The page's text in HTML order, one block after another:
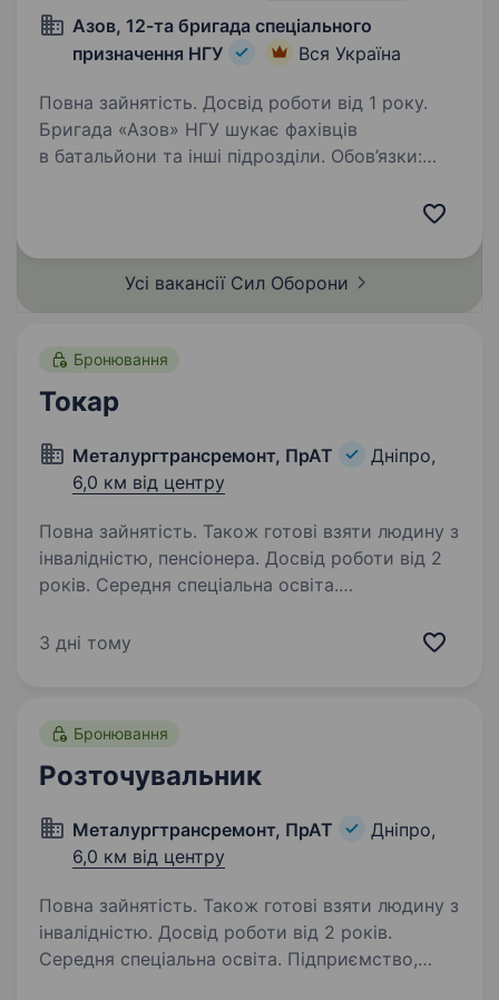
Азов, 12-та бригада спеціального
призначення НГУ
Вся Україна
Повна зайнятість. Досвід роботи від 1 року.
Бригада «Азов» НГУ шукає фахівців
в батальйони та інші підрозділи. Обов’язки:
робіт…
Усі вакансії Сил Оборони
Бронювання
Токар
Металургтрансремонт, ПрАТ
Дніпро,
6,0 км від центру
Повна зайнятість. Також готові взяти людину з
інвалідністю, пенсіонера. Досвід роботи від 2
років. Середня спеціальна освіта.
на капітальному ремонті тепловозів, дрезин,
до своєї команди…
3 дні тому
Бронювання
Розточувальник
Металургтрансремонт, ПрАТ
Дніпро,
6,0 км від центру
Повна зайнятість. Також готові взяти людину з
інвалідністю. Досвід роботи від 2 років.
Середня спеціальна освіта. Підприємство,